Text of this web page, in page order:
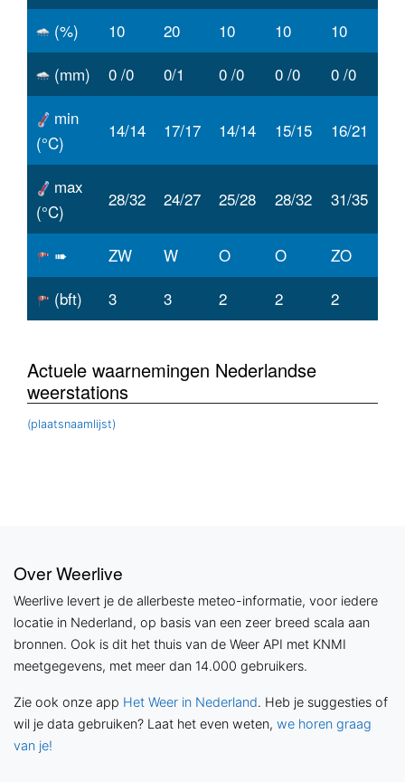
(%)
10 20 10 10
10
(mm)
0 /0 0/1 0 /0 0 /0
0 /0
min
(°C)
14/14 17/17 14/14 15/15 16/21
max
(°C)
28/32 24/27 25/28 28/32 31/35
➠ ZW W O O
ZO
(bft)
3 3 2 2 2
Actuele waarnemingen Nederlandse
weerstations
(plaatsnaamlijst)
Over Weerlive
Weerlive levert je de allerbeste meteo-informatie, voor iedere
locatie in Nederland, op basis van een zeer breed scala aan
bronnen. Ook is dit het thuis van de Weer API met KNMI
meetgegevens, met meer dan 14.000 gebruikers.
Zie ook onze app Het Weer in Nederland. Heb je suggesties of
wil je data gebruiken? Laat het even weten, we horen graag
van je!